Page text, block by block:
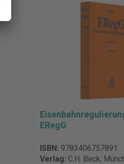
ERegG
ISBN: 9783406757891
Verlag: C.H. Beck,